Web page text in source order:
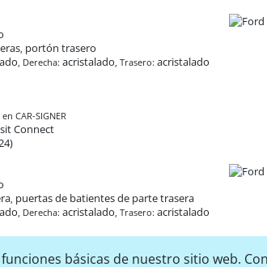
básicas de nuestro sitio web.
, portón trasero
, Derecha: acristalado, Trasero: acristalado
CAR-SIGNER
Connect
, puertas de batientes de parte trasera
, Derecha: acristalado, Trasero: acristalado